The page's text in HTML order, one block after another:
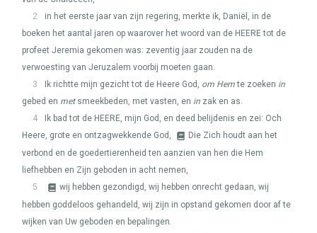
2
in het eerste jaar van zijn regering, merkte ik, Daniël, in de
boeken het aantal jaren op waarover het woord van de HEEREtot de
profeet Jeremia gekomen was: zeventig jaar zouden na de
verwoesting van Jeruzalem voorbij moeten gaan.
3
Ik richtte mijn gezicht tot de Heere God, om Hemte zoeken in
gebed en metsmeekbeden, met vasten, en in zak en as.
4
Ik bad tot de HEERE, mijn God, en deed belijdenis en zei: Och
Heere, grote en ontzagwekkende God,
Die Zich houdt aan het
verbond en de goedertierenheid ten aanzien van hen die Hem
liefhebben en Zijn geboden in acht nemen,
5
wij hebben gezondigd, wij hebben onrecht gedaan, wij
hebben goddeloos gehandeld, wij zijn in opstand gekomen door af te
wijken van Uw geboden en bepalingen.